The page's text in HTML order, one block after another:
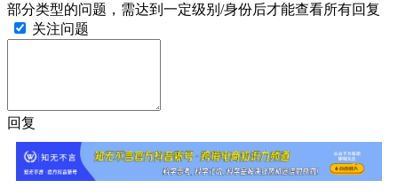
部分类型的问题，需达到一定级别/身份后才能查看所有回复
关注问题
回复